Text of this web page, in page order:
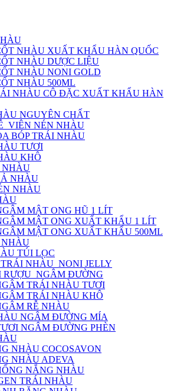
NHÀU XUẤT KHẨU HÀN QUỐC
NHÀU DƯỢC LIỆU
NHÀU NONI GOLD
NHÀU 500ML
NHÀU CÔ ĐẶC XUẤT KHẨU HÀN
NGUYÊN CHẤT
NÉN NHÀU
BÓP TRÁI NHÀU
TƯƠI
KHÔ
NHÀU
NHÀU
NHÀU
MẬT ONG HŨ 1 LÍT
MẬT ONG XUẤT KHẨU 1 LÍT
MẬT ONG XUẤT KHẨU 500ML
TÚI LỌC
NHÀU_NONI JELLY
ĐƯỜNG
TRÁI NHÀU TƯƠI
TRÁI NHÀU KHÔ
RỄ NHÀU
NGÂM ĐƯỜNG MÍA
NGÂM ĐƯỜNG PHÈN
NHÀU COCOSAVON
NHÀU ADEVA
NẮNG NHÀU
TRÁI NHÀU